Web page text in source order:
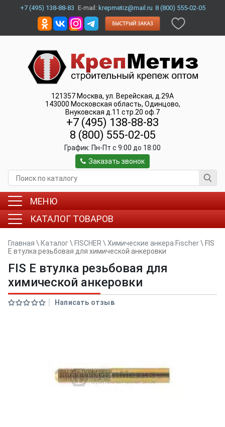
+7 (495) 138-88-83 E-mail: krepmetiz@mail.ru 8 (800) 555-02-05
121357 Москва, ул. Верейская, д.29А
143000 Московская область, Одинцово,
Внуковская д.11 стр.20 оф.7
+7 (495) 138-88-83
8 (800) 555-02-05
График: Пн-Пт c 9:00 до 18:00
Заказать звонок
МЕНЮ
КАТАЛОГ ТОВАРОВ
Главная \ Каталог\ FISCHER \ Химические анкера Fischer\ FIS
E втулка резьбовая для химической анкеровки
FIS E втулка резьбовая для
химической анкеровки
Написать отзыв